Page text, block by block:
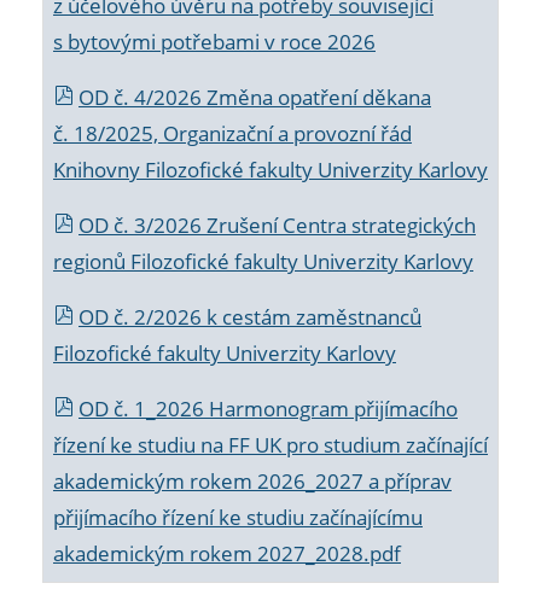
z účelového úvěru na potřeby související
s bytovými potřebami v roce 2026
OD č. 4/2026 Změna opatření děkana
č. 18/2025, Organizační a provozní řád
Knihovny Filozofické fakulty Univerzity Karlovy
OD č. 3/2026 Zrušení Centra strategických
regionů Filozofické fakulty Univerzity Karlovy
OD č. 2/2026 k cestám zaměstnanců
Filozofické fakulty Univerzity Karlovy
OD č. 1_2026 Harmonogram přijímacího
řízení ke studiu na FF UK pro studium začínající
akademickým rokem 2026_2027 a příprav
přijímacího řízení ke studiu začínajícímu
akademickým rokem 2027_2028.pdf